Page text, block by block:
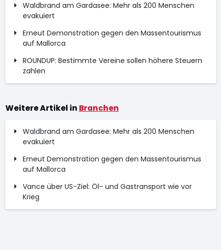
Waldbrand am Gardasee: Mehr als 200 Menschen
evakuiert
Erneut Demonstration gegen den Massentourismus
auf Mallorca
ROUNDUP: Bestimmte Vereine sollen höhere Steuern
zahlen
Weitere Artikel in Branchen
Waldbrand am Gardasee: Mehr als 200 Menschen
evakuiert
Erneut Demonstration gegen den Massentourismus
auf Mallorca
Vance über US-Ziel: Öl- und Gastransport wie vor
Krieg